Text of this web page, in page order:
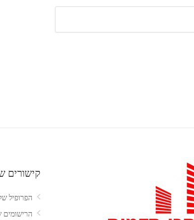
קישורים
הפרופיל
הרישומים